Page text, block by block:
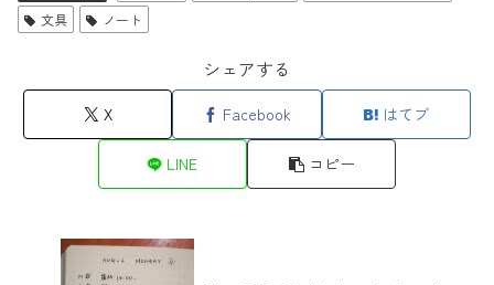
文具
ノート
シェアする
X Facebook はてブ
LINE コピー